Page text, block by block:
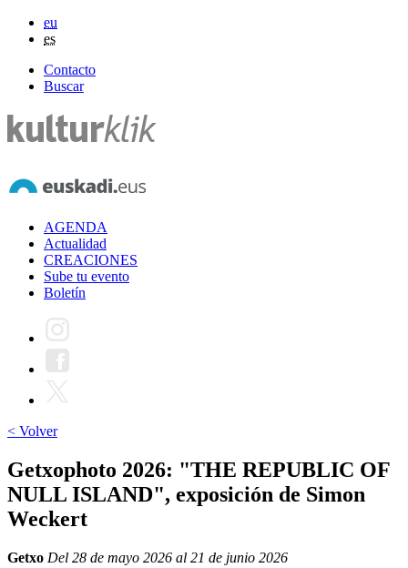
eu
es
Contacto
Buscar
AGENDA
Actualidad
CREACIONES
Sube tu evento
Boletín
< Volver
Getxophoto 2026: "THE REPUBLIC OF
NULL ISLAND", exposición de Simon
Weckert
Getxo Del 28 de mayo 2026 al 21 de junio 2026